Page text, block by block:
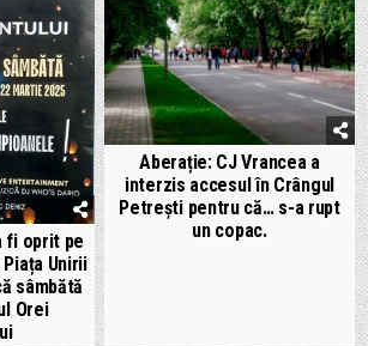
fi oprit pe
Piața Unirii
sâmbătă
Orei
Aberație: CJ Vrancea a
interzis accesul în Crângul
Petrești pentru că… s-a rupt
un copac.